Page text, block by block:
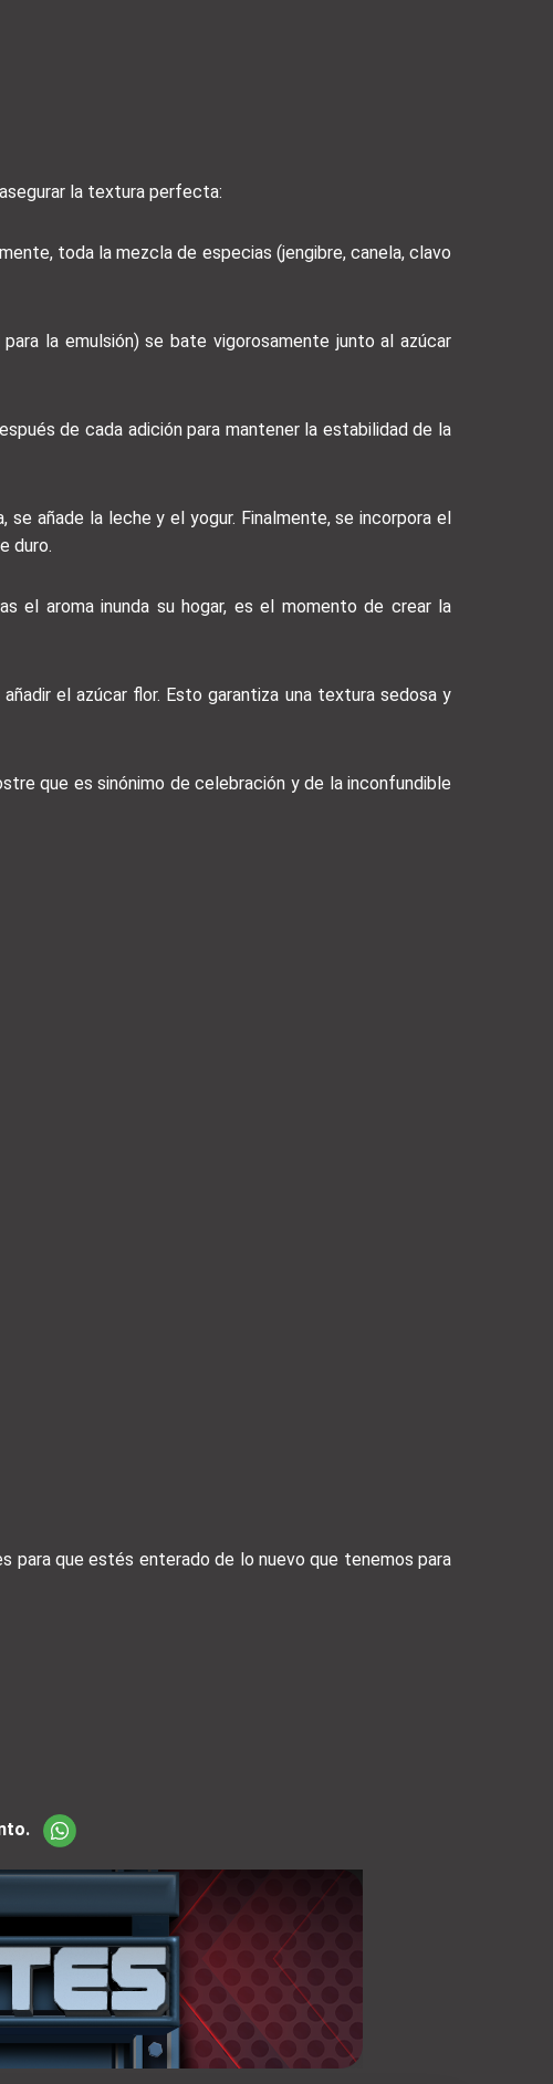
la textura perfecta:
toda la mezcla de especias (jengibre, canela, clavo
la emulsión) se bate vigorosamente junto al azúcar
de cada adición para mantener la estabilidad de la
añade la leche y el yogur. Finalmente, se incorpora el
duro.
el aroma inunda su hogar, es el momento de crear la
el azúcar flor. Esto garantiza una textura sedosa y
que es sinónimo de celebración y de la inconfundible
para que estés enterado de lo nuevo que tenemos para